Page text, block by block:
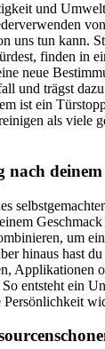
und
uns tun kann.
finden in
neue
und trägst
ist ein
als viele
deinem
um
hinaus hast
Applikationen
entsteht ein
Persönlichkeit